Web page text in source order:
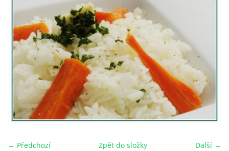
KONTAKT
© 2026 eStránky.cz
← Předchozí Další →
Zpět do složky